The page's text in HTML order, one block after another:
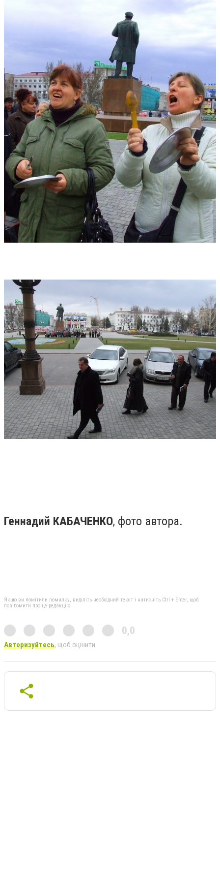
Геннадий КАБАЧЕНКО, фото автора.
Якщо ви помітили помилку, виділіть необхідний текст і натисніть Ctrl + Enter, щоб
повідомити про це редакцію
0,0
Авторизуйтесь, щоб оцінити